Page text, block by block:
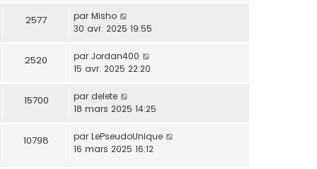
2577 par Misho
30 avr. 2025 19:55
2520 par Jordan400
15 avr. 2025 22:20
15700 par delete
18 mars 2025 14:25
10798 par LePseudoUnique
16 mars 2025 16:12